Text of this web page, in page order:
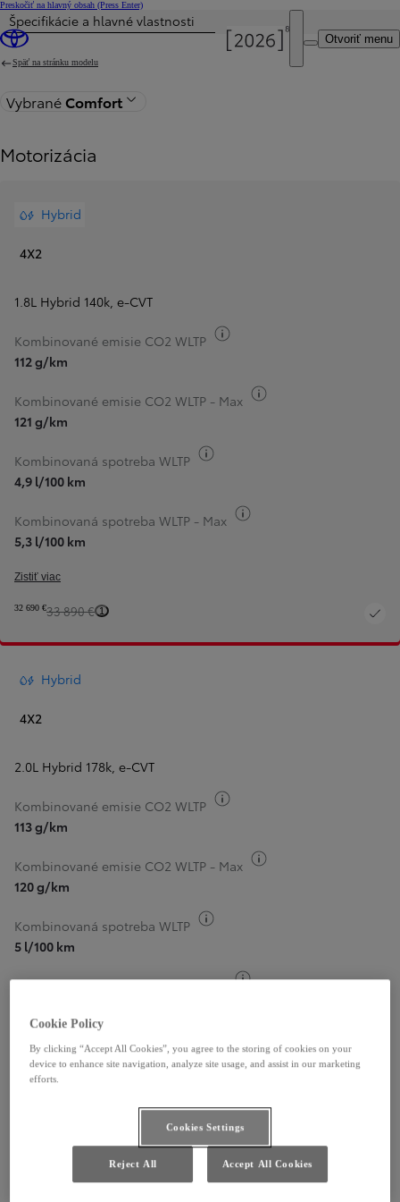
Preskočiť na hlavný obsah (Press Enter)
Otvoriť menu
Cena je aktualizovaná Cena vašej konfigurácie je 32 690 €.
Špecifikácie a hlavné vlastnosti
Späť na stránku modelu
VybranéComfort
Motorizácia
Hybrid
4X2
1.8L Hybrid 140k, e‑CVT
Kombinované emisie CO2 WLTP
112 g/km
Kombinované emisie CO2 WLTP - Max
121 g/km
Kombinovaná spotreba WLTP
4,9 l/100 km
Kombinovaná spotreba WLTP - Max
5,3 l/100 km
Zistiť viac
32 690 €33 890 € 1
Hybrid
4X2
2.0L Hybrid 178k, e‑CVT
Kombinované emisie CO2 WLTP
113 g/km
Kombinované emisie CO2 WLTP - Max
120 g/km
Kombinovaná spotreba WLTP
5 l/100 km
Kombinovaná spotreba WLTP - Max
Informácie k spotrebe
Zistiť viac
35 790 €
Cookie Policy
By clicking “Accept All Cookies”, you agree to the storing of cookies on your
device to enhance site navigation, analyze site usage, and assist in our marketing
efforts.
Cookies Settings
Reject All Accept All Cookies